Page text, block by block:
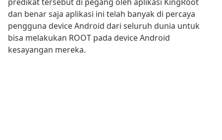
dan benar saja aplikasi ini telah banyak di percaya
pengguna device Android dari seluruh dunia untuk
bisa melakukan ROOT pada device Android
kesayangan mereka.